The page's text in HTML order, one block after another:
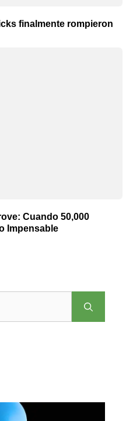
finalmente rompieron
Cuando 50,000
Impensable